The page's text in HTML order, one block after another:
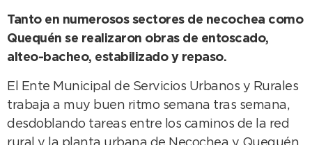
Tanto en numerosos sectores de necochea como
Quequén se realizaron obras de entoscado,
alteo-bacheo, estabilizado y repaso.
El Ente Municipal de Servicios Urbanos y Rurales
trabaja a muy buen ritmo semana tras semana,
desdoblando tareas entre los caminos de la red